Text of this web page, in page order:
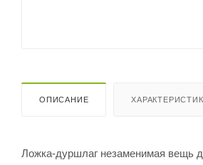
ОПИСАНИЕ
Ложка-дуршлаг незаменимая вещь